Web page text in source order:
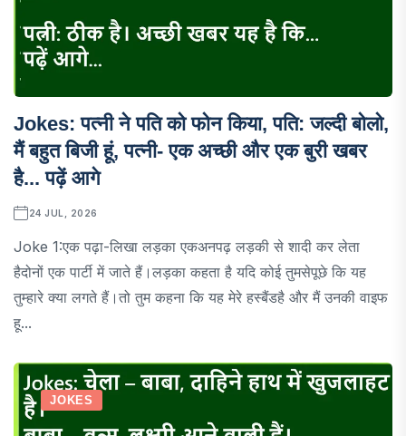
Jokes: पत्नी ने पति को फोन किया, पति: जल्दी बोलो,
मैं बहुत बिजी हूं, पत्नी- एक अच्छी और एक बुरी खबर
है... पढ़ें आगे
24 JUL, 2026
Joke 1:एक पढ़ा-लिखा लड़का एकअनपढ़ लड़की से शादी कर लेता
हैदोनों एक पार्टी में जाते हैं।लड़का कहता है यदि कोई तुमसेपूछे कि यह
तुम्हारे क्या लगते हैं।तो तुम कहना कि यह मेरे हस्बैंडहै और मैं उनकी वाइफ
हू...
JOKES